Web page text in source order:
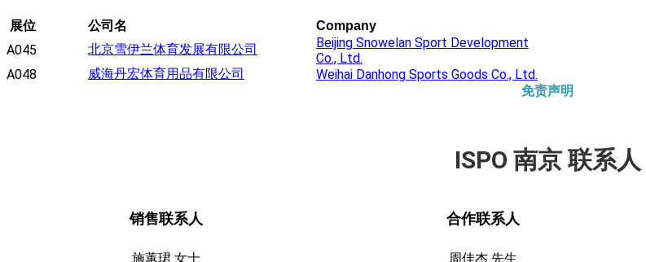
展位 公司名 Company
A045 北京雪伊兰体育发展有限公司
Beijing Snowelan Sport Development
Co., Ltd.
A048
威海丹宏体育用品有限公司
Weihai Danhong Sports Goods Co., Ltd.
免责声明
ISPO 南京 联系人
销售联系人
施蕙珺 女士
合作联系人
周佳杰 先生